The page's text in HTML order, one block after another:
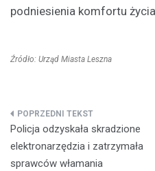
podniesienia komfortu
Źródło: Urząd Miasta Leszna
Nawigacja
wpisu
Policja odzyskała skradzione
elektronarzędzia i zatrzymała
sprawców włamania